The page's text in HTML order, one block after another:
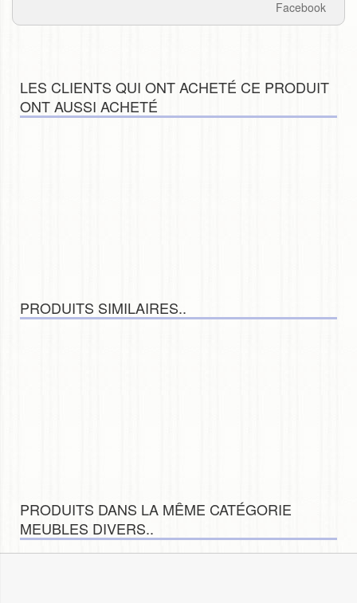
LES CLIENTS QUI ONT ACHETÉ CE PRODUIT
ONT AUSSI ACHETÉ
PRODUITS SIMILAIRES..
PRODUITS DANS LA MÊME CATÉGORIE
MEUBLES DIVERS..